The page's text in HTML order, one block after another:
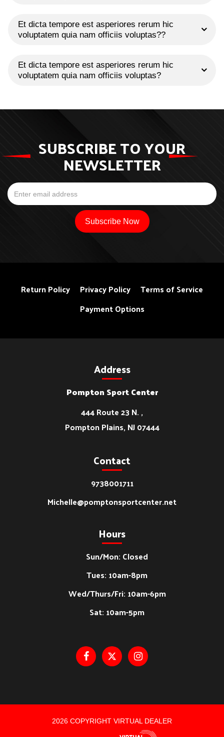
Et dicta tempore est asperiores rerum hic
voluptatem quia nam officiis voluptas??
Et dicta tempore est asperiores rerum hic
voluptatem quia nam officiis voluptas?
SUBSCRIBE TO YOUR
NEWSLETTER
Return Policy Privacy Policy
Terms of Service
Payment Options
Address
Pompton Sport Center
444 Route 23 N. ,
Pompton Plains, NJ 07444
Contact
9738001711
Michelle@pomptonsportcenter.net
Hours
Sun/Mon: Closed
Tues: 10am-8pm
Wed/Thurs/Fri: 10am-6pm
Sat: 10am-5pm
2026 COPYRIGHT VIRTUAL DEALER